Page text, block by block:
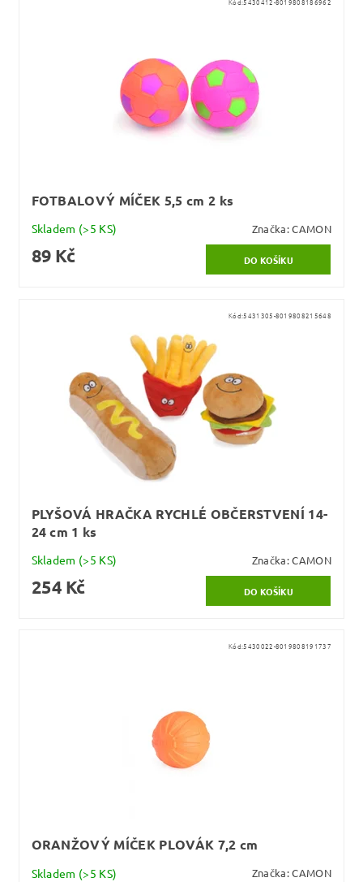
FOTBALOVÝ MÍČEK 5,5 cm 2 ks
Skladem (>5 KS) Značka:CAMON
89 Kč
Kód:5431305-8019808215648
PLYŠOVÁ HRAČKA RYCHLÉ OBČERSTVENÍ 14-
24 cm 1 ks
Skladem (>5 KS) Značka:CAMON
254 Kč
Kód:5430022-8019808191737
ORANŽOVÝ MÍČEK PLOVÁK 7,2 cm
Skladem (>5 KS) Značka:CAMON